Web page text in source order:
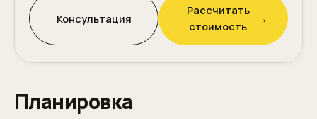
Консультация
Рассчитать
стоимость
→
Планировка